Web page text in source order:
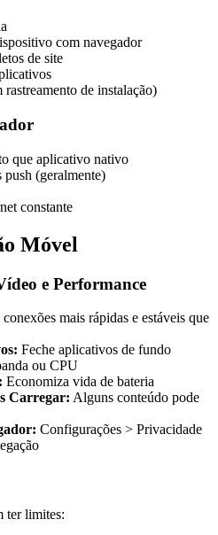
com navegador
de site
de instalação)
que aplicativo nativo
(geralmente)
constante
Móvel
e Performance
mais rápidas e estáveis que
Feche aplicativos de fundo
ou CPU
Economiza vida de bateria
Carregar: Alguns conteúdo pode
Configurações > Privacidade
ter limites: